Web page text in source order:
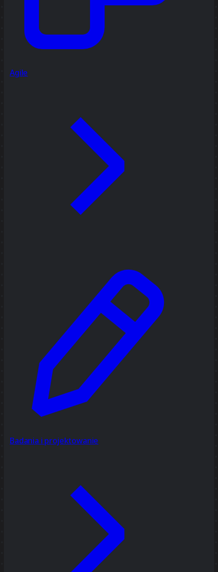
Agile
Badania i projektowanie